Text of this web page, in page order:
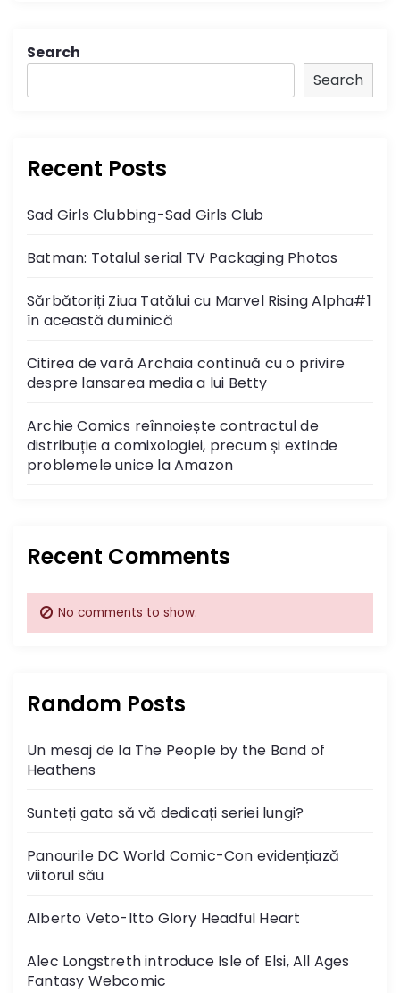
Search
Search
Recent Posts
Sad Girls Clubbing-Sad Girls Club
Batman: Totalul serial TV Packaging Photos
Sărbătoriți Ziua Tatălui cu Marvel Rising Alpha#1
în această duminică
Citirea de vară Archaia continuă cu o privire
despre lansarea media a lui Betty
Archie Comics reînnoiește contractul de
distribuție a comixologiei, precum și extinde
problemele unice la Amazon
Recent Comments
No comments to show.
Random Posts
Un mesaj de la The People by the Band of
Heathens
Sunteți gata să vă dedicați seriei lungi?
Panourile DC World Comic-Con evidențiază
viitorul său
Alberto Veto-Itto Glory Headful Heart
Alec Longstreth introduce Isle of Elsi, All Ages
Fantasy Webcomic